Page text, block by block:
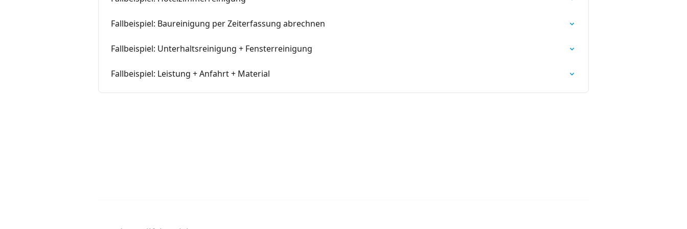
Fallbeispiel: Baureinigung per Zeiterfassung abrechnen
Fallbeispiel: Unterhaltsreinigung + Fensterreinigung
Fallbeispiel: Leistung + Anfahrt + Material